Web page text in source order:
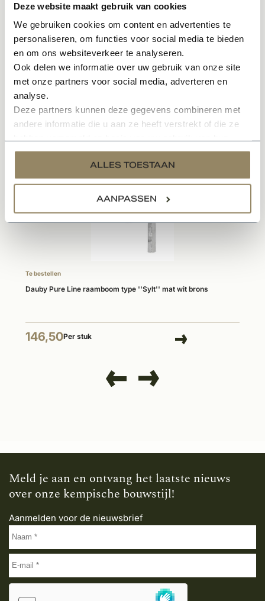
Deze website maakt gebruik van cookies
We gebruiken cookies om content en advertenties te
personaliseren, om functies voor social media te bieden
en om ons websiteverkeer te analyseren.
Ook delen we informatie over uw gebruik van onze site
met onze partners voor social media, adverteren en
analyse.
Deze partners kunnen deze gegevens combineren met
andere informatie die u aan ze heeft verstrekt of die ze
services.
ALLES TOESTAAN
AANPASSEN
Tijdloos
In meerdere kleuren en varianten leverbaar
Sfeervol en karakteristieke uitstraling
Onderhoudsvriendelijk materiaal
Specificaties
Gerelateerde producten
Te bestellen
Dauby Pure Line raamboom type ''Sylt'' mat wit brons
146,50Per stuk
Meld je aan en ontvang het laatste nieuws
over onze kempische bouwstijl!
Aanmelden voor de nieuwsbrief